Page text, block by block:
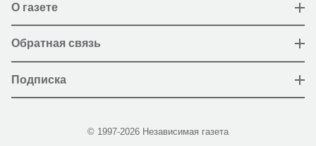
О газете
Обратная связь
Подписка
© 1997-2026 Независимая газета